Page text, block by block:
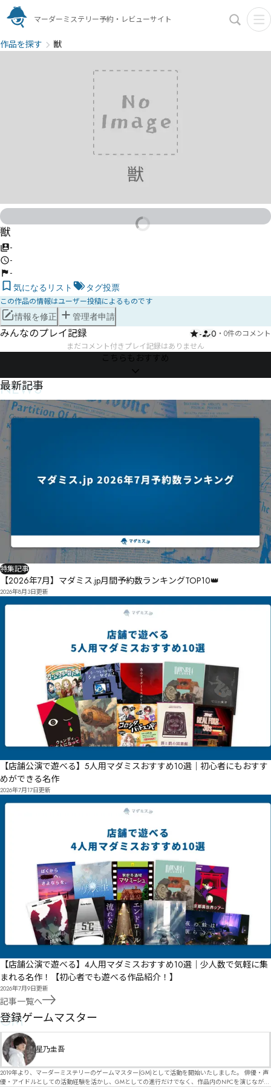
マーダーミステリー予約・レビューサイト
作品を探す 獣
獣
-
-
-
気になるリスト タグ投票
この作品の情報はユーザー投稿によるものです
情報を修正 管理者申請
みんなのプレイ記録 - 0 ・ 0件のコメント
まだコメント付きプレイ記録はありません
こちらもおすすめ
NEWS
最新記事
特集記事
【2026年7月】マダミス.jp月間予約数ランキングTOP10👑
2026年8月3日更新
【店舗公演で遊べる】5人用マダミスおすすめ10選｜初心者にもおすす
めができる名作
2026年7月17日更新
【店舗公演で遊べる】4人用マダミスおすすめ10選｜少人数で気軽に集
まれる名作！【初心者でも遊べる作品紹介！】
2026年7月9日更新
記事一覧へ
GM
登録ゲームマスター
星乃圭吾
2019年より、マーダーミステリーのゲームマスター(GM)として活動を開始いたしました。 俳優・声
優・アイドルとしての活動経験を活かし、GMとしての進行だけでなく、作品内のNPCを演じなが